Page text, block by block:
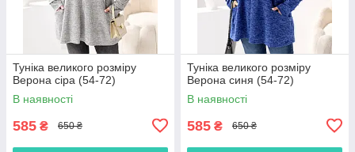
Туніка великого розміру
Верона сіра (54-72)
В наявності
585 ₴ 650 ₴
Туніка великого розміру
Верона синя (54-72)
В наявності
585 ₴ 650 ₴